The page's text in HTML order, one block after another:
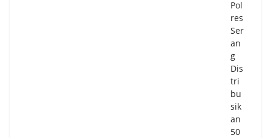
Pol
res
Ser
an
g
Dis
tri
bu
sik
an
50